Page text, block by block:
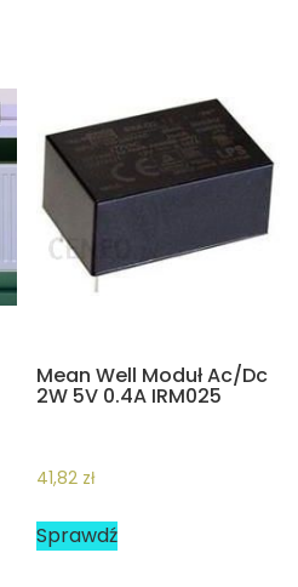
Mean Well Moduł Ac/Dc
2W 5V 0.4A IRM025
41,82 zł
Sprawdź